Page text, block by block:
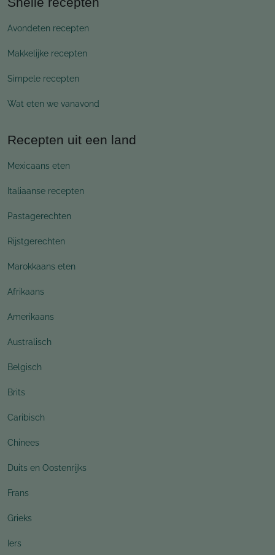
Avondeten recepten
Makkelijke recepten
Simpele recepten
Wat eten we vanavond
Recepten uit een land
Mexicaans eten
Italiaanse recepten
Pastagerechten
Rijstgerechten
Marokkaans eten
Afrikaans
Amerikaans
Australisch
Belgisch
Brits
Caribisch
Chinees
Duits en Oostenrijks
Frans
Grieks
Iers